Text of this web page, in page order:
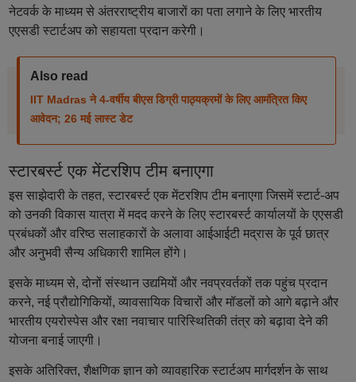
नेटवर्क के माध्यम से अंतरराष्ट्रीय बाजारों का पता लगाने के लिए भारतीय
एएसडी स्टार्टअप को सहायता प्रदान करेगी।
Also read
IIT Madras ने 4-वर्षीय बीएस डिग्री पाठ्यक्रमों के लिए आमंत्रित किए
आवेदन; 26 मई लास्ट डेट
स्टारबर्स्ट एक मेंटरशिप टीम बनाएगा
इस साझेदारी के तहत, स्टारबर्स्ट एक मेंटरशिप टीम बनाएगा जिसमें स्टार्ट-अप
को उनकी विकास यात्रा में मदद करने के लिए स्टारबर्स्ट कार्यालयों के एएसडी
प्रबंधकों और वरिष्ठ सलाहकारों के अलावा आईआईटी मद्रास के पूर्व छात्र
और अनुभवी सैन्य अधिकारी शामिल होंगे।
इसके माध्यम से, दोनों संस्थान उद्यमियों और नवप्रवर्तकों तक पहुंच प्रदान
करने, नई प्रौद्योगिकियों, व्यावसायिक विचारों और मॉडलों को आगे बढ़ाने और
भारतीय एयरोस्पेस और रक्षा नवाचार पारिस्थितिकी तंत्र को बढ़ावा देने की
योजना बनाई जाएगी।
इसके अतिरिक्त, शैक्षणिक ज्ञान को व्यावहारिक स्टार्टअप मार्गदर्शन के साथ